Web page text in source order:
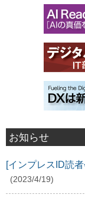
お知らせ
[インプレスID読
(2023/4/19)